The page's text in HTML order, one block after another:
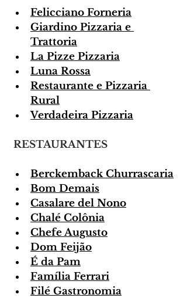
Felicciano Forneria
Giardino Pizzaria e
Trattoria
La Pizze Pizzaria
Luna Rossa
Restaurante e Pizzaria
Rural
Verdadeira Pizzaria
RESTAURANTES
Berckemback Churrascaria
Bom Demais
Casalare del Nono
Chalé Colônia
Chefe Augusto
Dom Feijão
É da Pam
Família Ferrari
Filé Gastronomia